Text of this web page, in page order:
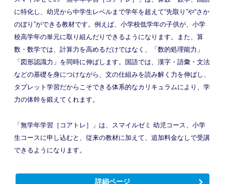
に特化し、幼児から中学生レベルまで学年を超えて“先取り”や“さか
のぼり”ができる教材です。例えば、小学校低学年の子供が、小学
校高学年の単元に取り組んだりできるようになります。また、算
数・数学では、計算力を高めるだけではなく、「数的処理能力」
「図形認識力」を同時に伸ばします。国語では、漢字・語彙・文法
などの基礎を身につけながら、文の仕組みを読み解く力を伸ばし、
タブレット学習だからこそできる体系的なカリキュラムにより、学
力の体幹を鍛えてくれます。
「無学年学習［コアトレ］」は、スマイルゼミ 幼児コース、小学
生コースに申し込むと、従来の教材に加えて、追加料金なしで受講
できるようになります。
詳細ページ